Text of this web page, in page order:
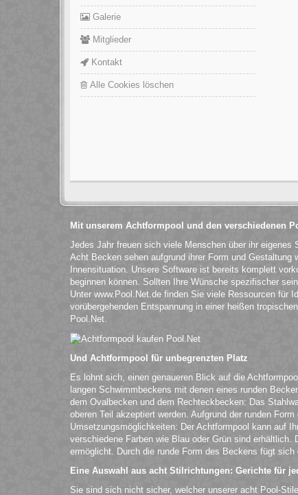
Galerie
Mitglieder
Kontakt
Alle Cookies löschen
Mit unserem Achtformpool und den verschiedenen
Jedes Jahr freuen sich viele Menschen über ihr
Acht Becken sehen aufgrund ihrer Form und
Innensituation. Unsere Software ist bereits komplett
beginnen können. Sollten Ihre Wünsche spezifischer
Unter www.Pool.Net.de finden Sie viele Ressourcen für
vorübergehenden Entspannung in einer heißen
Pool.Net.
Und Achtformpool für unbegrenzten Platz
Es lohnt sich, einen genaueren Blick auf die
langen Schwimmbeckens mit denen eines runden
dem Ovalbecken und dem Rechteckbecken: Das
oberen Teil akzeptiert werden. Aufgrund der runden
Umsetzungsmöglichkeiten: Der Achtformpool kann auf
verschiedene Farben wie Blau oder Grün sind
ermöglicht. Durch die runde Form des Beckens fügt
Eine Auswahl aus acht Stilrichtungen: Gerichte für
Sie sind sich nicht sicher, welcher unserer acht Pool-